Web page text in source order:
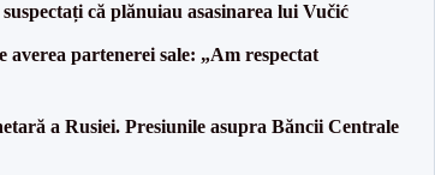
că plănuiau asasinarea lui Vučić
partenerei sale: „Am respectat
a Rusiei. Presiunile asupra Băncii Centrale